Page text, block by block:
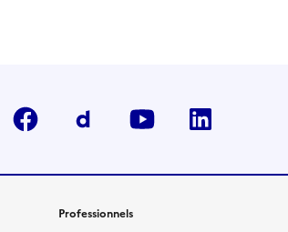
Twitter-x facebook Dailymotion
youtube
Professionnels